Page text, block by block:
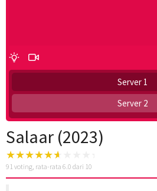
Server 1
Server 2
Salaar (2023)
91 voting, rata-rata 6.0 dari 10